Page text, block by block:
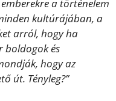
a történelem
kultúrájában, a
arról, hogy ha
boldogok és
hogy az
út. Tényleg?”